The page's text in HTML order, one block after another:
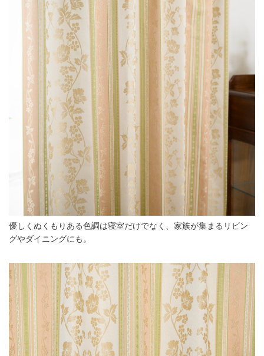
優しくぬくもりある色調は寝室だけでなく、家族が集まるリビン
グやダイニングにも。